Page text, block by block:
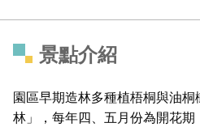
景點介紹
園區早期造林多種植梧桐與油
林」，每年四、五月份為開花期